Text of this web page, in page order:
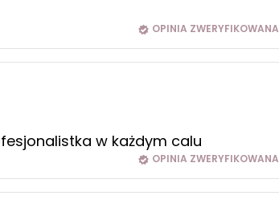
OPINIA ZWERYFIKOWANA
w każdym calu
OPINIA ZWERYFIKOWANA